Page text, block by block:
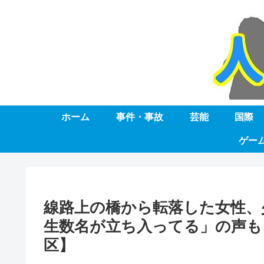
ホーム 事件・事故 芸能 国際
ゲー
線路上の橋から転落した女性
生数名が立ち入ってる」の声
区】